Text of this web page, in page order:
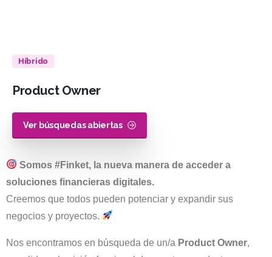
Híbrido
Product Owner
Ver búsquedas abiertas
Somos #Finket, la nueva manera de acceder a
soluciones financieras digitales.
Creemos que todos pueden potenciar y expandir sus
negocios y proyectos.
Nos encontramos en búsqueda de un/a Product Owner,